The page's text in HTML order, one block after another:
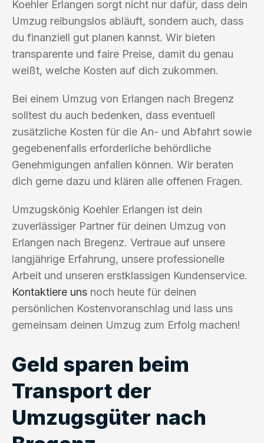
Koehler Erlangen sorgt nicht nur dafür, dass dein
Umzug reibungslos abläuft, sondern auch, dass
du finanziell gut planen kannst. Wir bieten
transparente und faire Preise, damit du genau
weißt, welche Kosten auf dich zukommen.
Bei einem Umzug von Erlangen nach Bregenz
solltest du auch bedenken, dass eventuell
zusätzliche Kosten für die An- und Abfahrt sowie
gegebenenfalls erforderliche behördliche
Genehmigungen anfallen können. Wir beraten
dich gerne dazu und klären alle offenen Fragen.
Umzugskönig Koehler Erlangen ist dein
zuverlässiger Partner für deinen Umzug von
Erlangen nach Bregenz. Vertraue auf unsere
langjährige Erfahrung, unsere professionelle
Arbeit und unseren erstklassigen Kundenservice.
Kontaktiere uns noch heute für deinen
persönlichen Kostenvoranschlag und lass uns
gemeinsam deinen Umzug zum Erfolg machen!
Geld sparen beim
Transport der
Umzugsgüter nach